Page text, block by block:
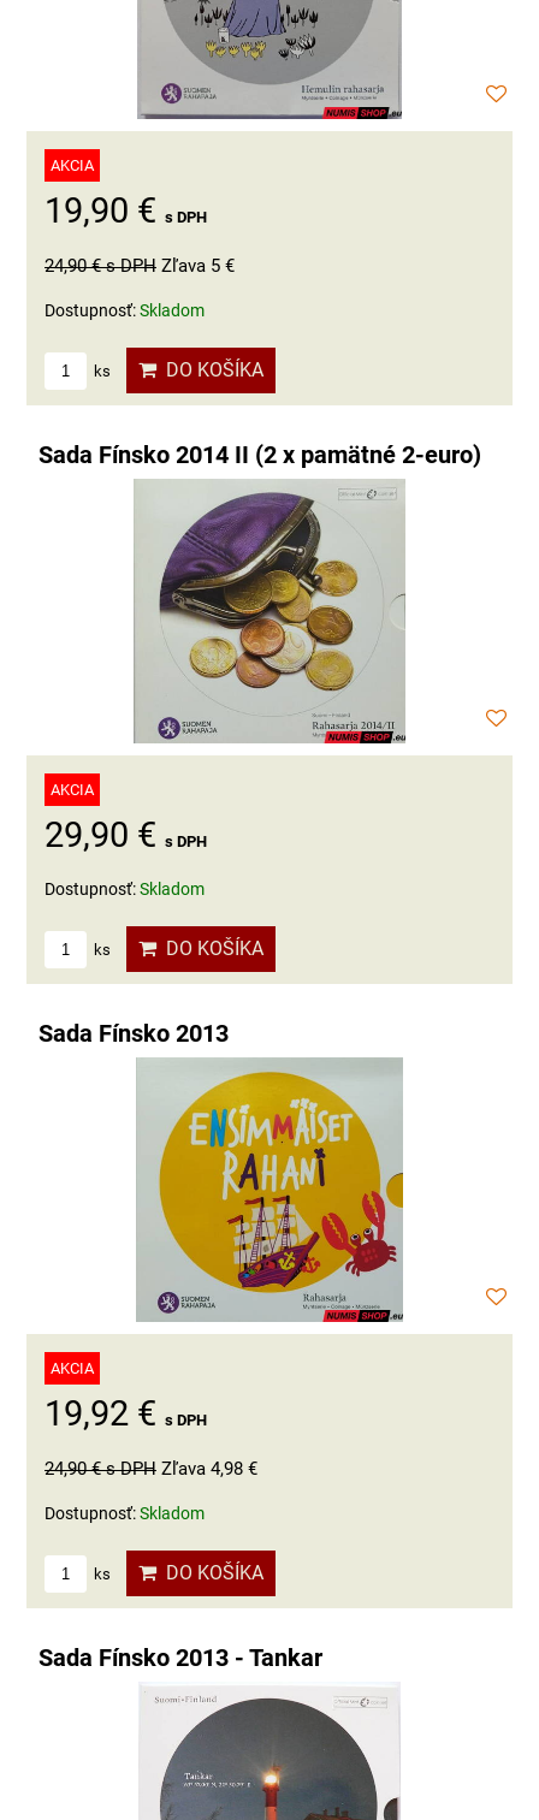
AKCIA
19,90 € s DPH
24,90 €s DPH Zľava 5 €
Dostupnosť:Skladom
ks DO KOŠÍKA
Sada Fínsko 2014 II (2 x pamätné 2-euro)
AKCIA
29,90 € s DPH
Dostupnosť:Skladom
ks DO KOŠÍKA
Sada Fínsko 2013
AKCIA
19,92 € s DPH
24,90 €s DPH Zľava 4,98 €
Dostupnosť:Skladom
ks DO KOŠÍKA
Sada Fínsko 2013 - Tankar